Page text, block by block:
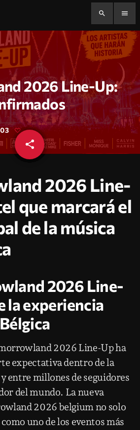
search menu
2026 Line-Up:
share
email
2026 Line-
que marcará el
de la música
2026 Line-
la experiencia
2026 Line-Up ha
expectativa dentro de la
entre millones de seguidores
del mundo. La nueva
2026 belgium no solo
uno de los eventos más